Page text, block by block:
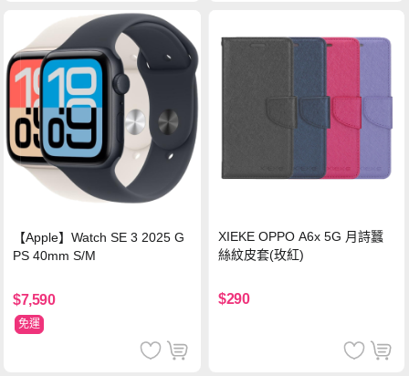
【Apple】Watch SE 3 2025 G
PS 40mm S/M
$7,590
免運
XIEKE OPPO A6x 5G 月詩蠶
絲紋皮套(玫紅)
$290